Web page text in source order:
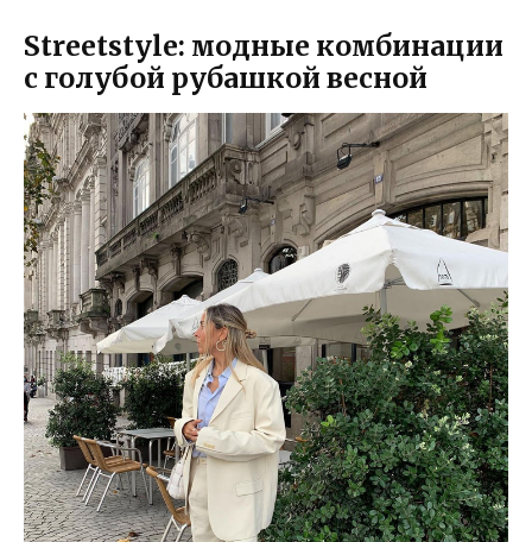
Streetstyle: модные комбинации
с голубой рубашкой весной